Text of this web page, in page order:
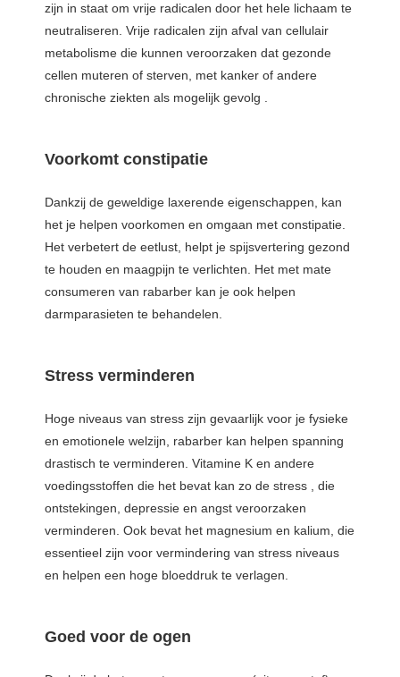
zijn in staat om vrije radicalen door het hele lichaam te
neutraliseren. Vrije radicalen zijn afval van cellulair
metabolisme die kunnen veroorzaken dat gezonde
cellen muteren of sterven, met kanker of andere
chronische ziekten als mogelijk gevolg .
Voorkomt constipatie
Dankzij de geweldige laxerende eigenschappen, kan
het je helpen voorkomen en omgaan met constipatie.
Het verbetert de eetlust, helpt je spijsvertering gezond
te houden en maagpijn te verlichten. Het met mate
consumeren van rabarber kan je ook helpen
darmparasieten te behandelen.
Stress verminderen
Hoge niveaus van stress zijn gevaarlijk voor je fysieke
en emotionele welzijn, rabarber kan helpen spanning
drastisch te verminderen. Vitamine K en andere
voedingsstoffen die het bevat kan zo de stress , die
ontstekingen, depressie en angst veroorzaken
verminderen. Ook bevat het magnesium en kalium, die
essentieel zijn voor vermindering van stress niveaus
en helpen een hoge bloeddruk te verlagen.
Goed voor de ogen